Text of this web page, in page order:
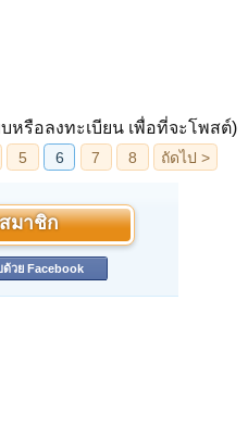
หรือลงทะเบียน เพื่อที่จะโพสต์)
มาชิก
ด้วย Facebook